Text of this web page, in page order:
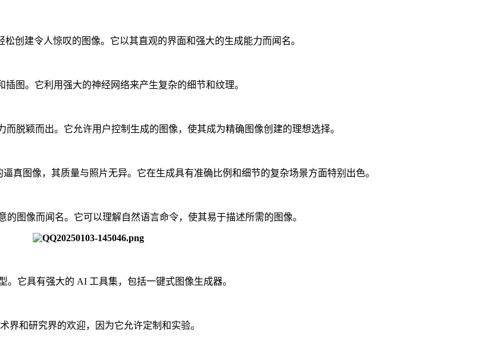
创建令人惊叹的图像。它以其直观的界面和强大的生成能力而闻名。
图。它利用强大的神经网络来产生复杂的细节和纹理。
脱颖而出。它允许用户控制生成的图像，使其成为精确图像创建的理想选择。
真图像，其质量与照片无异。它在生成具有准确比例和细节的复杂场景方面特别出色。
图像而闻名。它可以理解自然语言命令，使其易于描述所需的图像。
它具有强大的 AI 工具集，包括一键式图像生成器。
界和研究界的欢迎，因为它允许定制和实验。